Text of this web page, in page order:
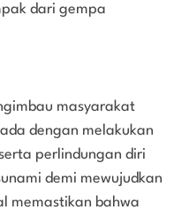
dari gempa
masyarakat
dengan melakukan
perlindungan diri
demi mewujudkan
memastikan bahwa